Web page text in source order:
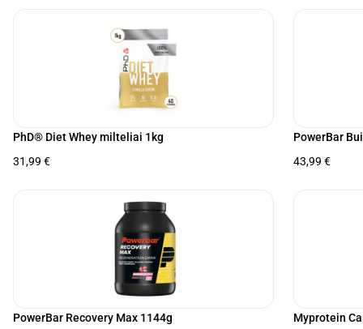
PhD® Diet Whey milteliai 1kg
31,99 €
PowerBar
43,99 €
PowerBar Recovery Max 1144g
Myprotein